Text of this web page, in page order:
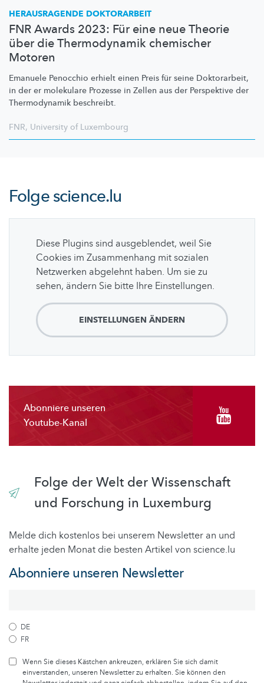
HERAUSRAGENDE DOKTORARBEIT
FNR Awards 2023: Für eine neue Theorie
über die Thermodynamik chemischer
Motoren
Emanuele Penocchio erhielt einen Preis für seine Doktorarbeit,
in der er molekulare Prozesse in Zellen aus der Perspektive der
Thermodynamik beschreibt.
FNR, University of Luxembourg
Folgescience.lu
Diese Plugins sind ausgeblendet, weil Sie
Cookies im Zusammenhang mit sozialen
Netzwerken abgelehnt haben. Um sie zu
sehen, ändern Sie bitte Ihre Einstellungen.
EINSTELLUNGEN ÄNDERN
Abonniere unseren
Youtube-Kanal
Folge der Welt der Wissenschaft
und Forschung in Luxemburg
Melde dich kostenlos bei unserem Newsletter an und
erhalte jeden Monat die besten Artikel von science.lu
Abonniere unseren Newsletter
DE
FR
Wenn Sie dieses Kästchen ankreuzen, erklären Sie sich damit
einverstanden, unseren Newsletter zu erhalten. Sie können den